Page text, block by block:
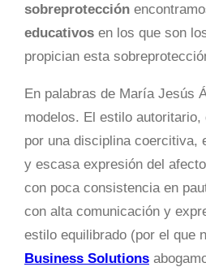
sobreprotección
educativos en los que son
propician esta
En palabras de María Jesús
modelos. El estilo
por una disciplina coercitiva,
y escasa expresión del
con poca consistencia en
con alta comunicación y
estilo equilibrado (por el que
Business Solutions